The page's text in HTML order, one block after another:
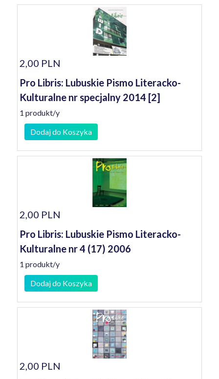
2,00 PLN
Pro Libris: Lubuskie Pismo Literacko-
Kulturalne nr specjalny 2014 [2]
1 produkt/y
Dodaj do Koszyka
2,00 PLN
Pro Libris: Lubuskie Pismo Literacko-
Kulturalne nr 4 (17) 2006
1 produkt/y
Dodaj do Koszyka
2,00 PLN